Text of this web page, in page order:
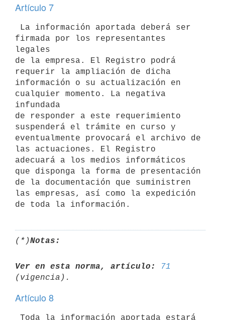
Artículo 7
firmada por los representantes
legales
de la empresa. El Registro podrá
requerir la ampliación de dicha
información o su actualización en
cualquier momento. La negativa
infundada
de responder a este requerimiento
suspenderá el trámite en curso y
eventualmente provocará el archivo de
las actuaciones. El Registro
adecuará a los medios informáticos
que disponga la forma de presentación
de la documentación que suministren
las empresas, así como la expedición
(*)Notas:
Ver en esta norma, artículo:
71
Artículo 8